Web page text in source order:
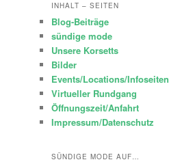
INHALT – SEITEN
Blog-Beiträge
sündige mode
Unsere Korsetts
Bilder
Events/Locations/Infoseiten
Virtueller Rundgang
Öffnungszeit/Anfahrt
Impressum/Datenschutz
SÜNDIGE MODE AUF…